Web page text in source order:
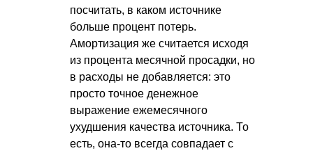
посчитать, в каком источнике
больше процент потерь.
Амортизация же считается исходя
из процента месячной просадки, но
в расходы не добавляется: это
просто точное денежное
выражение ежемесячного
ухудшения качества источника. То
есть, она-то всегда совпадает с